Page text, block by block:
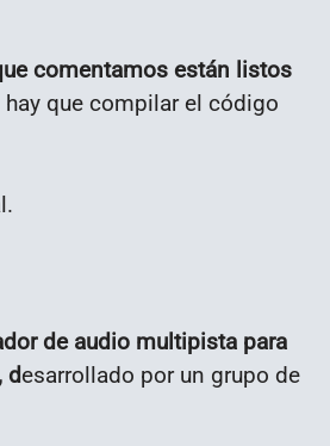
comentamos están listos
hay que compilar el código
de audio multipista para
desarrollado por un grupo de